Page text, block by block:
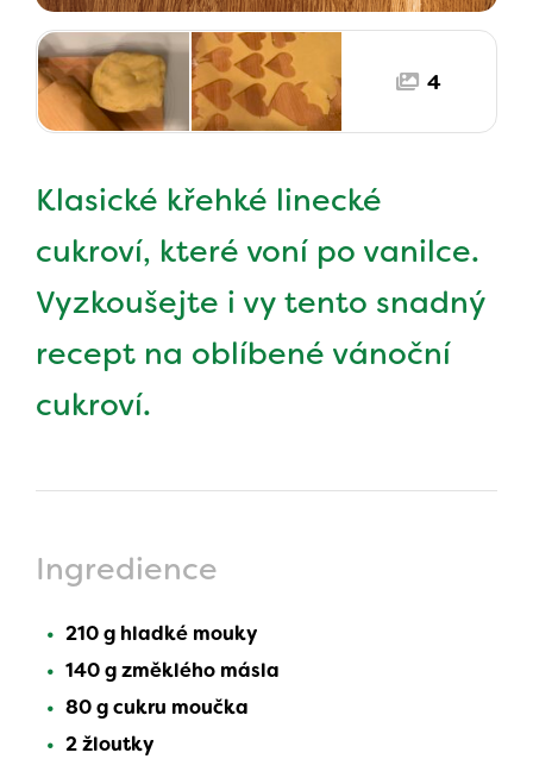
4
Klasické křehké linecké
cukroví, které voní po vanilce.
Vyzkoušejte i vy tento snadný
recept na oblíbené vánoční
cukroví.
Ingredience
210 g hladké mouky
140 g změklého másla
80 g cukru moučka
2 žloutky